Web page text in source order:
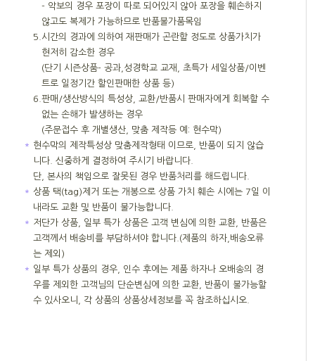
- 악보의 경우 포장이 따로 되어있지 않아 포장을 훼손하지
않고도 복제가 가능하므로 반품불가품목임
5. 시간의 경과에 의하여 재판매가 곤란할 정도로 상품가치가
현저히 감소한 경우
(단기 시즌상품- 공과,성경학교 교재, 초특가 세일상품/이벤
트로 일정기간 할인판매한 상품 등)
6. 판매/생산방식의 특성상, 교환/반품시 판매자에게 회복할 수
없는 손해가 발생하는 경우
(주문접수 후 개별생산, 맞춤 제작등 예: 현수막)
＊ 현수막의 제작특성상 맞춤제작형태 이므로, 반품이 되지 않습
니다. 신중하게 결정하여 주시기 바랍니다.
단, 본사의 책임으로 잘못된 경우 반품처리를 해드립니다.
＊ 상품 택(tag)제거 또는 개봉으로 상품 가치 훼손 시에는 7일 이
내라도 교환 및 반품이 불가능합니다.
＊ 저단가 상품, 일부 특가 상품은 고객 변심에 의한 교환, 반품은
고객께서 배송비를 부담하셔야 합니다.(제품의 하자,배송오류
는 제외)
＊ 일부 특가 상품의 경우, 인수 후에는 제품 하자나 오배송의 경
우를 제외한 고객님의 단순변심에 의한 교환, 반품이 불가능할
수 있사오니, 각 상품의 상품상세정보를 꼭 참조하십시오.